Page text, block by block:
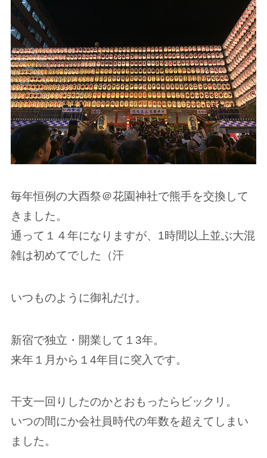
毎年恒例の大酉祭＠花園神社で熊手を交換して
きました。
通って１４年になりますが、1時間以上並ぶ大混
雑は初めてでした（汗
いつものように御礼だけ。
新宿で独立・開業して１3年。
来年１月から１4年目に突入です。
干支一回りしたのかとおもったらビックリ。
いつの間にか会社員時代の年数を超えてしまい
ました。